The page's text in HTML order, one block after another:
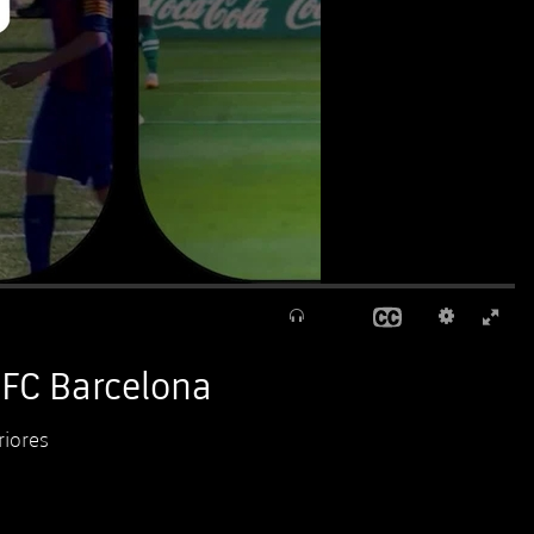
Barcelona